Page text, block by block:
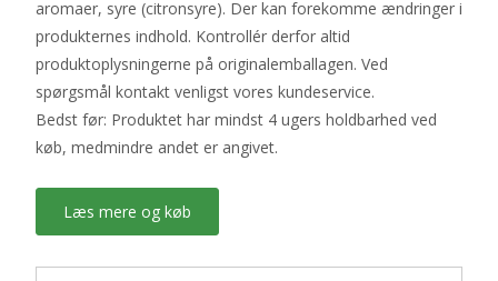
aromaer, syre (citronsyre). Der kan forekomme ændringer i
produkternes indhold. Kontrollér derfor altid
produktoplysningerne på originalemballagen. Ved
spørgsmål kontakt venligst vores kundeservice.
Bedst før: Produktet har mindst 4 ugers holdbarhed ved
køb, medmindre andet er angivet.
Læs mere og køb